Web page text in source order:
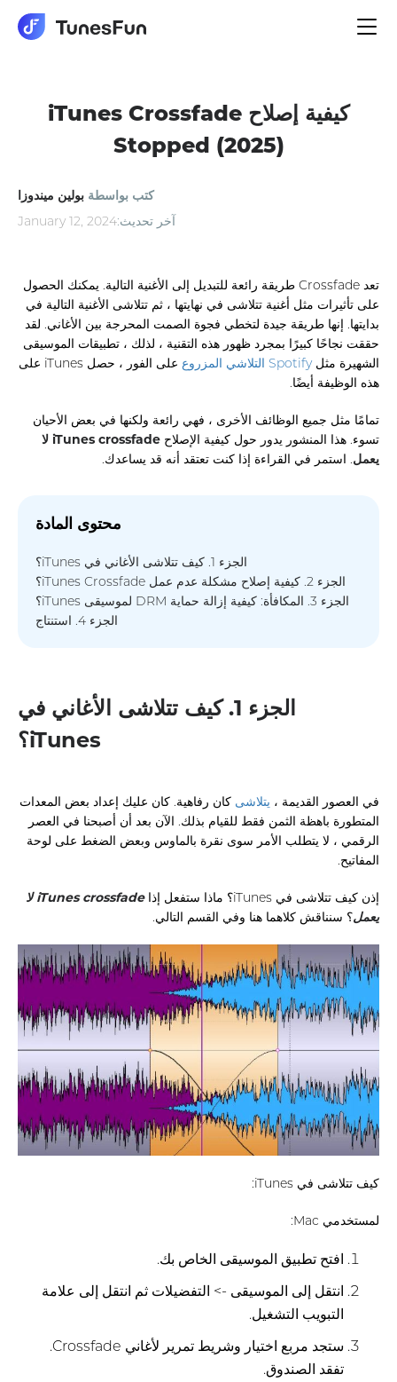
الملاحة
تبديل
كيفية إصلاح iTunes Crossfade
Stopped (2025)
كتب بواسطة بولين ميندوزا
آخر تحديث:January 12, 2024
تعد Crossfade طريقة رائعة للتبديل إلى الأغنية التالية. يمكنك الحصول
على تأثيرات مثل أغنية تتلاشى في نهايتها ، ثم تتلاشى الأغنية التالية في
بدايتها. إنها طريقة جيدة لتخطي فجوة الصمت المحرجة بين الأغاني. لقد
حققت نجاحًا كبيرًا بمجرد ظهور هذه التقنية ، لذلك ، تطبيقات الموسيقى
الشهيرة مثلSpotify التلاشي المزروع
على الفور ، حصل iTunes على
هذه الوظيفة أيضًا.
تمامًا مثل جميع الوظائف الأخرى ، فهي رائعة ولكنها في بعض الأحيان
تسوء. هذا المنشور يدور حول كيفية الإصلاح
iTunes crossfade لا
يعمل. استمر في القراءة إذا كنت تعتقد أنه قد يساعدك.
محتوى المادة
الجزء 1. كيف تتلاشى الأغاني في iTunes؟
الجزء 2. كيفية إصلاح مشكلة عدم عمل iTunes Crossfade؟
الجزء 3. المكافأة: كيفية إزالة حماية DRM لموسيقى iTunes؟
الجزء 4. استنتاج
الجزء 1. كيف تتلاشى الأغاني في
iTunes؟
في العصور القديمة ، يتلاشى كان رفاهية. كان عليك إعداد بعض المعدات
المتطورة باهظة الثمن فقط للقيام بذلك. الآن بعد أن أصبحنا في العصر
الرقمي ، لا يتطلب الأمر سوى نقرة بالماوس وبعض الضغط على لوحة
المفاتيح.
إذن كيف تتلاشى في iTunes؟ ماذا ستفعل إذا
iTunes crossfade لا
يعمل؟ سنناقش كلاهما هنا وفي القسم التالي.
كيف تتلاشى في iTunes:
لمستخدمي Mac:
افتح تطبيق الموسيقى الخاص بك.
انتقل إلى الموسيقى -> التفضيلات ثم انتقل إلى علامة
التبويب التشغيل.
ستجد مربع اختيار وشريط تمرير لأغاني Crossfade.
تفقد الصندوق.